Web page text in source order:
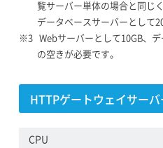
覧サーバー単体の場合と同じ
データベースサーバーとして
Webサーバーとして10GB、
の空きが必要です。
HTTPゲートウェイサーバ
CPU